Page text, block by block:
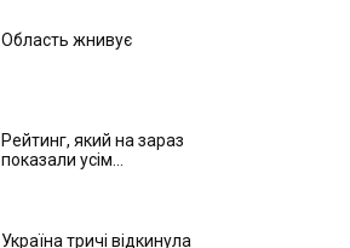
Область жнивує
Рейтинг, який на зараз
показали усім...
Україна тричі відкинула